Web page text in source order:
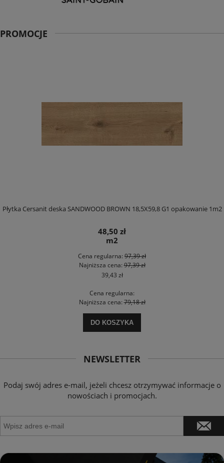
PROMOCJE
Płytka Cersanit deska SANDWOOD BROWN 18,5X59,8 G1 opakowanie 1m2
48,50 zł
m2
Cena regularna: 97,39 zł
Najniższa cena:97,39 zł
39,43 zł
Cena regularna:
Najniższa cena:79,18 zł
DO KOSZYKA
NEWSLETTER
Podaj swój adres e-mail, jeżeli chcesz otrzymywać informacje o
nowościach i promocjach.